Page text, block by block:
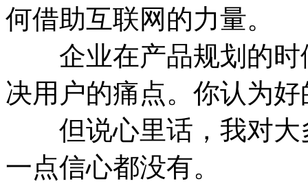
何借助互联网的力量。
企业在产品规划的时
决用户的痛点。你认为
但说心里话，我对大
一点信心都没有。